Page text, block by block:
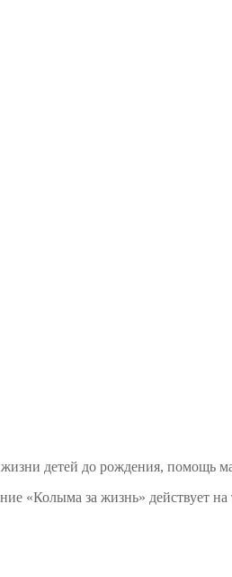
детей до рождения, помощь
«Колыма за жизнь» действует